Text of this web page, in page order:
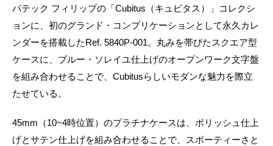
パテック フィリップの「Cubitus（キュビタス）」コレクシ
ョンに、初のグランド・コンプリケーションとして永久カレ
ンダーを搭載したRef. 5840P-001。丸みを帯びたスクエア型
ケースに、ブルー・ソレイユ仕上げのオープンワーク文字盤
を組み合わせることで、Cubitusらしいモダンな魅力を際立
たせている。
45mm（10~4時位置）のプラチナケースは、ポリッシュ仕上
げとサテン仕上げを組み合わせることで、スポーティーさと